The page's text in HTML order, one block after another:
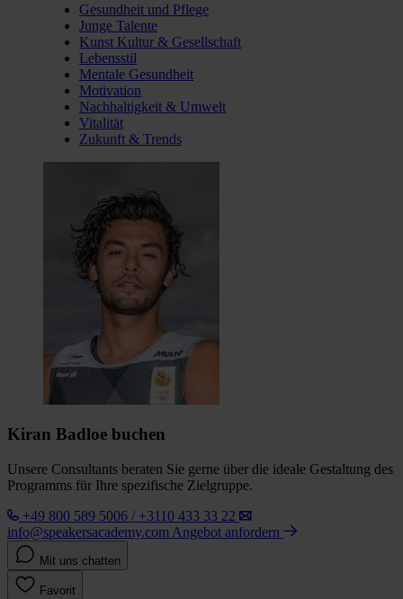
Gesundheit und Pflege
Junge Talente
Kunst Kultur & Gesellschaft
Lebensstil
Mentale Gesundheit
Motivation
Nachhaltigkeit & Umwelt
Vitalität
Zukunft & Trends
Kiran Badloe buchen
Unsere Consultants beraten Sie gerne über die ideale Gestaltung des
Programms für Ihre spezifische Zielgruppe.
+49 800 589 5006 / +3110 433 33 22
info@speakersacademy.com Angebot anfordern
Mit uns chatten
Favorit